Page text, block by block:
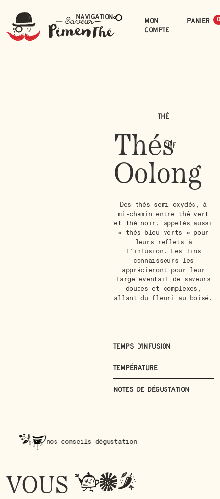
Navigation
Mon
compte
0
0
Thé
Thés
Oolong
CHF
Des thés semi-oxydés, à
mi-chemin entre thé vert
et thé noir, appelés aussi
« thés bleu-verts » pour
leurs reflets à
l’infusion. Les fins
connaisseurs les
apprécieront pour leur
large éventail de saveurs
douces et complexes,
allant du fleuri au boisé.
Temps d'infusion
Température
Notes de dégustation
nos conseils dégustation
VOUS